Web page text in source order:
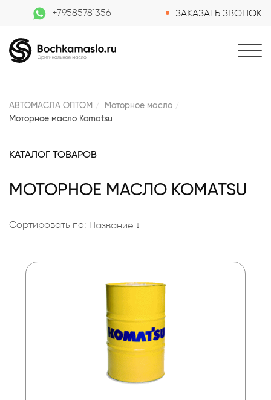
+79585781356 ЗАКАЗАТЬ ЗВОНОК
АВТОМАСЛА ОПТОМ
Моторное масло
Моторное масло Komatsu
КАТАЛОГ ТОВАРОВ
МОТОРНОЕ МАСЛО KOMATSU
Сортировать по: Название ↓